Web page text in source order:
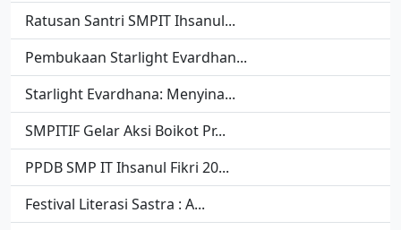
Ratusan Santri SMPIT Ihsanul...
Pembukaan Starlight Evardhan...
Starlight Evardhana: Menyina...
SMPITIF Gelar Aksi Boikot Pr...
PPDB SMP IT Ihsanul Fikri 20...
Festival Literasi Sastra : A...